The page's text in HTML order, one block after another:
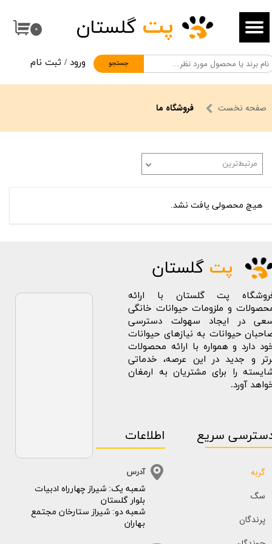
۰
جستجو
پت گلستان
ورود / ثبت نام
حساب کاربری من
تغییر گذر واژه
سفارشات
خروج از حساب کاربری
صفحه نخست فروشگاه ما
مرتبط‌ترین
هیچ محصولی یافت نشد.
پت گلستان
پت گلستان با ارائه
و ملزومات حیوانات خانگی
در ایجاد سهولت دسترسی
حیوانات به نیازهای حیوانات
دارد و همواره با ارائه محصولات
و جدید در این عرصه، خدماتی
را برای مشتریان به ارمغان
آورد.
سریع
گربه
سگ
پرندگان
​​شعبه یک: شیراز چهارراه ادبیات
بلوار گلستان
شعبه دو: شیراز ستارخان مجتمع
بهاران
اطلاعات
آدرس